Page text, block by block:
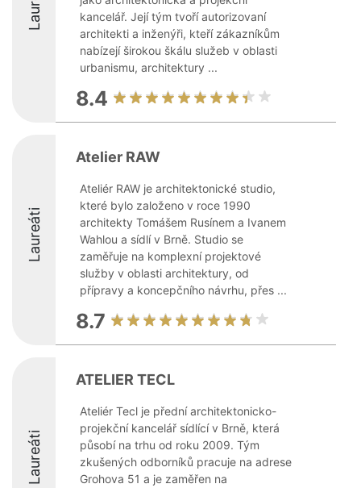
kancelář. Její tým tvoří autorizovaní
architekti a inženýři, kteří zákazníkům
nabízejí širokou škálu služeb v oblasti
urbanismu, architektury ...
8.4
Laureáti
Atelier RAW
Ateliér RAW je architektonické studio,
které bylo založeno v roce 1990
architekty Tomášem Rusínem a Ivanem
Wahlou a sídlí v Brně. Studio se
zaměřuje na komplexní projektové
služby v oblasti architektury, od
přípravy a koncepčního návrhu, přes ...
8.7
Laureáti
ATELIER TECL
Ateliér Tecl je přední architektonicko-
projekční kancelář sídlící v Brně, která
působí na trhu od roku 2009. Tým
zkušených odborníků pracuje na adrese
Grohova 51 a je zaměřen na